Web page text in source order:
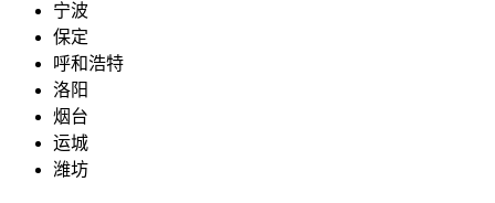
宁波
保定
呼和浩特
洛阳
烟台
运城
潍坊